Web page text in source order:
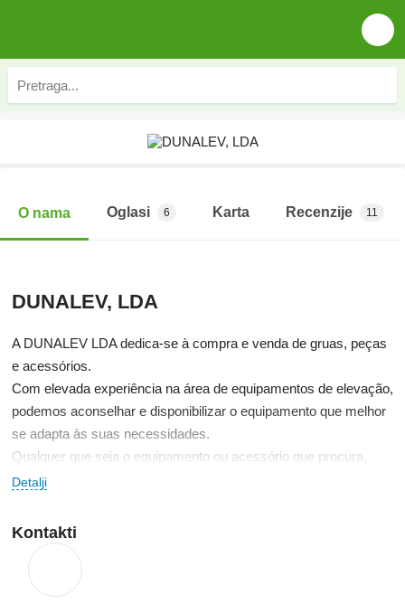
O nama Oglasi 6 Karta Recenzije 11
DUNALEV, LDA
A DUNALEV LDA dedica-se à compra e venda de gruas, peças
e acessórios.
Com elevada experiência na área de equipamentos de elevação,
podemos aconselhar e disponibilizar o equipamento que melhor
se adapta às suas necessidades.
Qualquer que seja o equipamento ou acessório que procura,
contacte-nos
Detalji
Kontakti